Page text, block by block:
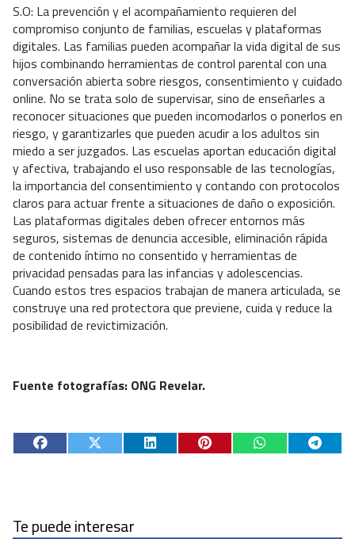
S.O: La prevención y el acompañamiento requieren del
compromiso conjunto de familias, escuelas y plataformas
digitales. Las familias pueden acompañar la vida digital de sus
hijos combinando herramientas de control parental con una
conversación abierta sobre riesgos, consentimiento y cuidado
online. No se trata solo de supervisar, sino de enseñarles a
reconocer situaciones que pueden incomodarlos o ponerlos en
riesgo, y garantizarles que pueden acudir a los adultos sin
miedo a ser juzgados. Las escuelas aportan educación digital
y afectiva, trabajando el uso responsable de las tecnologías,
la importancia del consentimiento y contando con protocolos
claros para actuar frente a situaciones de daño o exposición.
Las plataformas digitales deben ofrecer entornos más
seguros, sistemas de denuncia accesible, eliminación rápida
de contenido íntimo no consentido y herramientas de
privacidad pensadas para las infancias y adolescencias.
Cuando estos tres espacios trabajan de manera articulada, se
construye una red protectora que previene, cuida y reduce la
posibilidad de revictimización.
Fuente fotografías: ONG Revelar.
Te puede interesar